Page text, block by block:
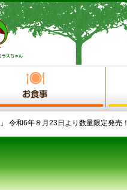
令和6年８月23日より数量限定発売！